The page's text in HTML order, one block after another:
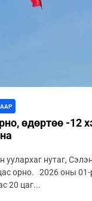
өдөртөө -12
нутаг,
орно. 2026 оны
20 цаг...